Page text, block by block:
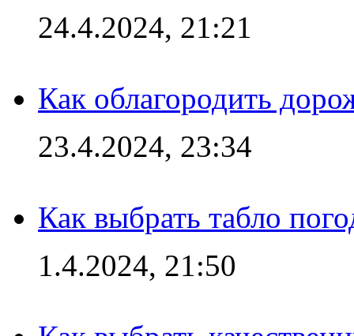
24.4.2024, 21:21
Как облагородить
23.4.2024, 23:34
Как выбрать табло
1.4.2024, 21:50